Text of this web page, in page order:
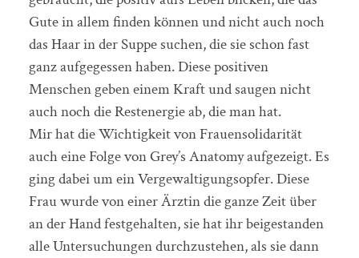
Gute in allem finden können und nicht auch noch
das Haar in der Suppe suchen, die sie schon fast
ganz aufgegessen haben. Diese positiven
Menschen geben einem Kraft und saugen nicht
auch noch die Restenergie ab, die man hat.
Mir hat die Wichtigkeit von Frauensolidarität
auch eine Folge von Grey’s Anatomy aufgezeigt. Es
ging dabei um ein Vergewaltigungsopfer. Diese
Frau wurde von einer Ärztin die ganze Zeit über
an der Hand festgehalten, sie hat ihr beigestanden
alle Untersuchungen durchzustehen, als sie dann